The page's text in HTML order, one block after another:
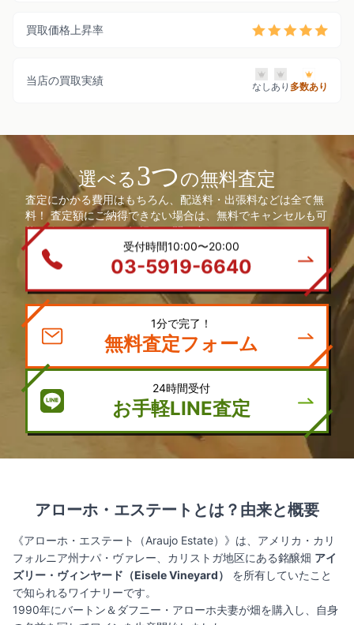
買取価格上昇率
当店の買取実績 なしあり 多数あり
選べる3つの無料査定
査定にかかる費用はもちろん、配送料・出張料などは全て無
料！ 査定額にご納得できない場合は、無料でキャンセルも可
能です。 まずは、お気軽にお問い合わせください。
受付時間10:00〜20:00
03-5919-6640
1分で完了！
無料査定フォーム
24時間受付
お手軽LINE査定
アローホ・エステートとは？由来と概要
《アローホ・エステート（Araujo Estate）》は、アメリカ・カリ
フォルニア州ナパ・ヴァレー、カリストガ地区にある銘醸畑 アイ
ズリー・ヴィンヤード（Eisele Vineyard）
を所有していたこと
で知られるワイナリーです。
1990年にバートン＆ダフニー・アローホ夫妻が畑を購入し、自身